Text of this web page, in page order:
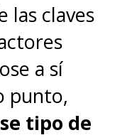
las claves
a sí
punto,
tipo de